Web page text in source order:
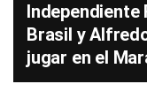
Independiente
Brasil y
jugar en el